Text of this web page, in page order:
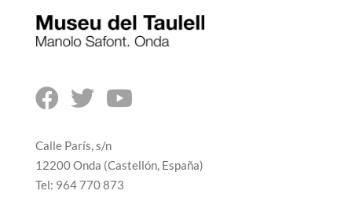
  
Calle París, s/n
12200 Onda (Castellón, España)
Tel: 964 770 873